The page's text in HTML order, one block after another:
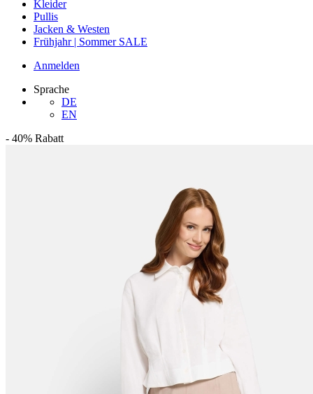
Kleider
Pullis
Jacken & Westen
Frühjahr | Sommer SALE
Anmelden
Sprache
DE
EN
- 40% Rabatt